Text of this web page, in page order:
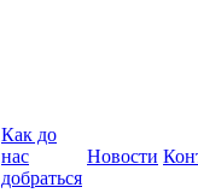
Как до
нас
добраться
Новости